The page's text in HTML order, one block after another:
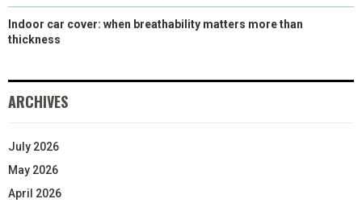
Indoor car cover: when breathability matters more than
thickness
ARCHIVES
July 2026
May 2026
April 2026